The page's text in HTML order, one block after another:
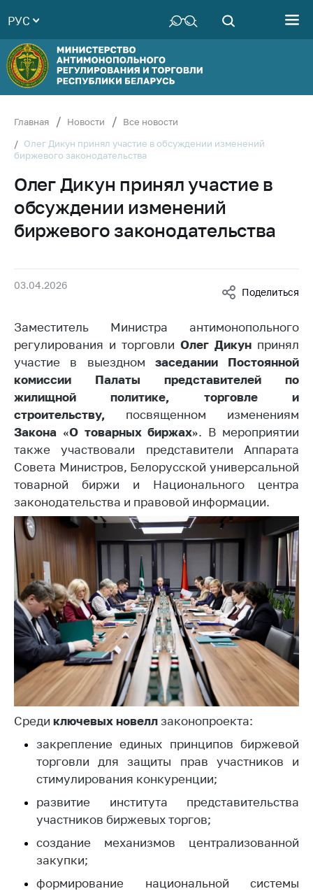
Руководство
Структура
Министерства
Территориальные
Законодательство
Антикоррупционная
деятельность
Общественно-
консультативный
Соискателям
Белорусская
универсальная
товарная биржа
Общественная
жизнь
Идеологическая
работа
Официальные
геральдические
символы
5 лет МАРТ
Деятельность
Ценовая политика
Антимонопольное
регулирование и
конкуренция
Торговля и услуги
Регулирование и
контроль закупок
потребителей
Регулирование
рекламной
деятельности
Международное
сотрудничество
Применение мер
нетарифного
регулирования
РУС
Главная Новости
Все новости
Олег Дикун принял участие в обсуждении изменений
биржевого законодательства
Олег Дикун принял участие в
обсуждении изменений
биржевого законодательства
03.04.2026
Поделиться
Заместитель Министра антимонопольного
регулирования и торговли Олег Дикун принял
участие в выездном заседании Постоянной
комиссии Палаты представителей по
жилищной политике, торговле и
строительству, посвященном изменениям
Закона «О товарных биржах». В мероприятии
также участвовали представители Аппарата
Совета Министров, Белорусской универсальной
товарной биржи и Национального центра
законодательства и правовой информации.
Среди ключевых новелл законопроекта:
закрепление единых принципов биржевой
торговли для защиты прав участников и
стимулирования конкуренции;
развитие института представительства
участников биржевых торгов;
создание механизмов централизованной
закупки;
формирование национальной системы